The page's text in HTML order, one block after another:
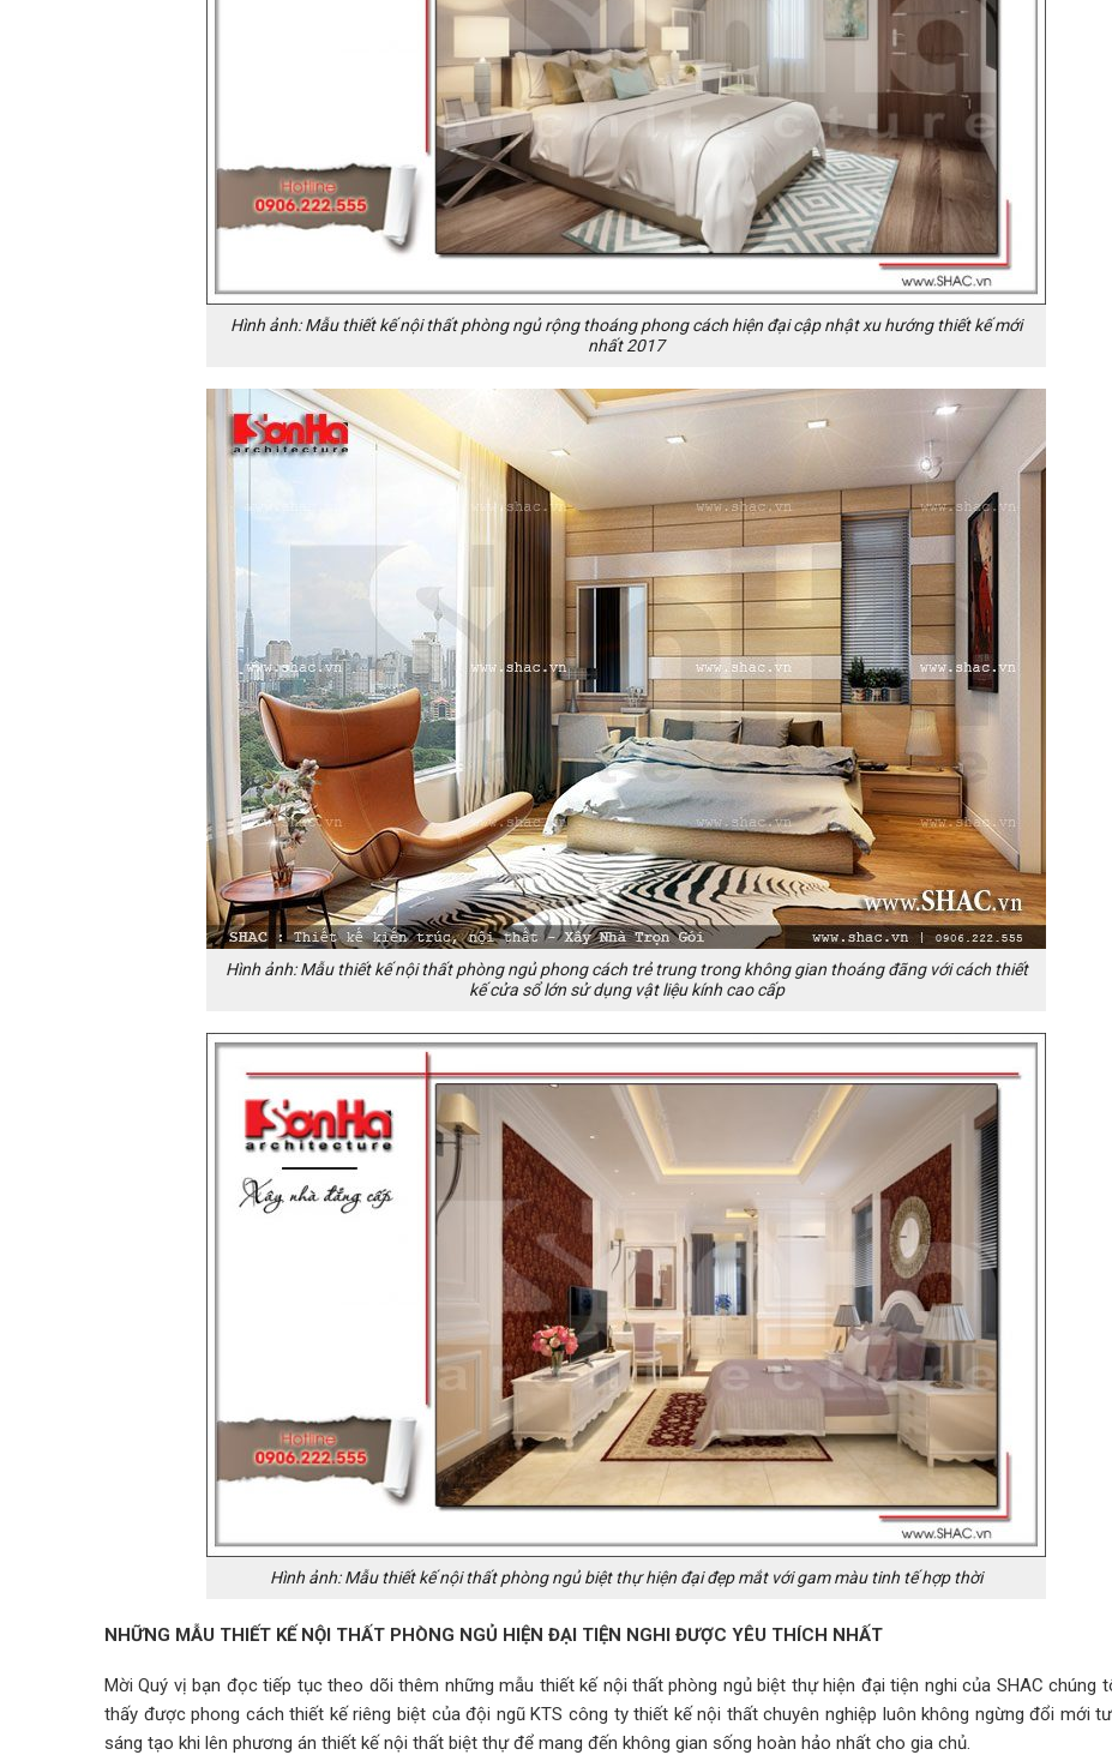
Hình ảnh: Mẫu thiết kế nội thất phòng ngủ rộng thoáng phong cách hiện đại cập nhật xu hướng thiết kế mới
nhất 2017
Hình ảnh: Mẫu thiết kế nội thất phòng ngủ phong cách trẻ trung trong không gian thoáng đãng với cách thiết
kế cửa sổ lớn sử dụng vật liệu kính cao cấp
Hình ảnh: Mẫu thiết kế nội thất phòng ngủ biệt thự hiện đại đẹp mắt với gam màu tinh tế hợp thời
NHỮNG MẪU THIẾT KẾ NỘI THẤT PHÒNG NGỦ HIỆN ĐẠI TIỆN NGHI ĐƯỢC YÊU THÍCH NHẤT
Mời Quý vị bạn đọc tiếp tục theo dõi thêm những mẫu thiết kế nội thất phòng ngủ biệt thự hiện đại tiện nghi của SHAC chúng
thấy được phong cách thiết kế riêng biệt của đội ngũ KTS công ty thiết kế nội thất chuyên nghiệp luôn không ngừng đổi mới tư
sáng tạo khi lên phương án thiết kế nội thất biệt thự để mang đến không gian sống hoàn hảo nhất cho gia chủ.